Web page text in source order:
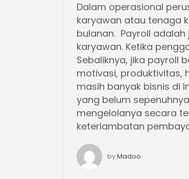
Dalam operasional
karyawan atau tenaga
bulanan. Payroll
karyawan. Ketika
Sebaliknya, jika payroll
motivasi, produktivitas,
masih banyak bisnis di
yang belum
mengelolanya secara
keterlambatan
byMadoo